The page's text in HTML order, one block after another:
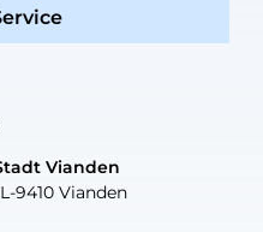
Vianden
9410 Vianden
Vianden
9410 Vianden
Vianden
9410 Vianden
Vianden
9410 Vianden
Vianden